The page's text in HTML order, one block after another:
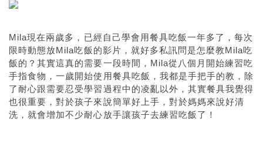
Mila現在兩歲多，已經自己學會用餐具吃飯一年多了，每次
限時動態放Mila吃飯的影片，就好多私訊問是怎麼教Mila吃
飯的？其實這真的需要一段時間，Mila從八個月開始練習吃
手指食物，一歲開始使用餐具吃飯，我都是手把手的教，除
了耐心跟需要忍受學習過程中的凌亂以外，其實餐具我覺得
也很重要，對於孩子來說簡單好上手，對於媽媽來說好清
洗，就會增加不少耐心放手讓孩子去練習吃飯了！